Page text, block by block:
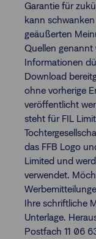
Garantie für
kann
geäußerten
Quellen genannt
Informationen
Download
ohne vorherige
veröffentlicht
steht für FIL
das FFB Logo
Limited und
verwendet.
Ihre schriftliche
Unterlage.
Postfach 11 06